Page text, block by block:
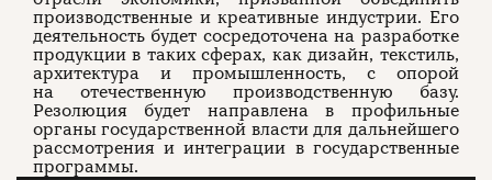
производственные и креативные индустрии. Его
деятельность будет сосредоточена на разработке
продукции в таких сферах, как дизайн, текстиль,
архитектура и промышленность, с опорой
на отечественную производственную базу.
Резолюция будет направлена в профильные
органы государственной власти для дальнейшего
рассмотрения и интеграции в государственные
программы.